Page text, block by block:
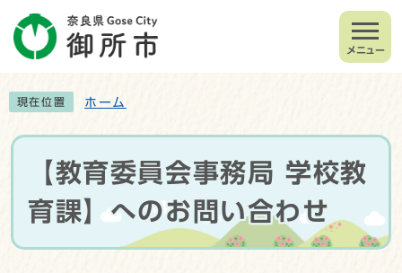
メニュー
現在位置 ホーム
【教育委員会事務局 学校教
育課】へのお問い合わせ